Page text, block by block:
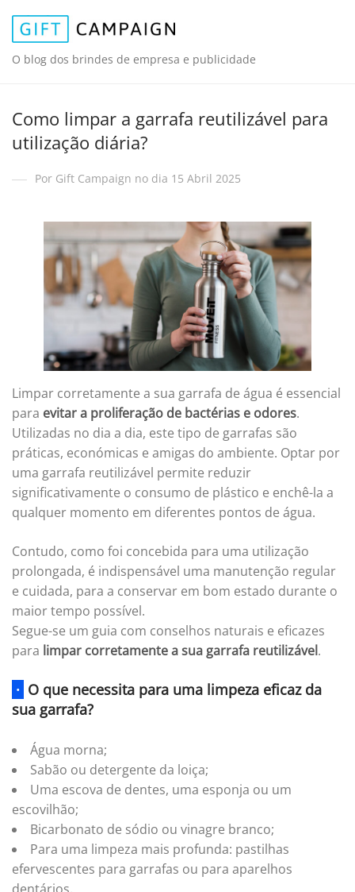
O blog dos brindes de empresa e publicidade
Como limpar a garrafa reutilizável para
utilização diária?
Por Gift Campaign no dia 15 Abril 2025
Limpar corretamente a sua garrafa de água é essencial
para evitar a proliferação de bactérias e odores.
Utilizadas no dia a dia, este tipo de garrafas são
práticas, económicas e amigas do ambiente. Optar por
uma garrafa reutilizável permite reduzir
significativamente o consumo de plástico e enchê-la a
qualquer momento em diferentes pontos de água.
Contudo, como foi concebida para uma utilização
prolongada, é indispensável uma manutenção regular
e cuidada, para a conservar em bom estado durante o
maior tempo possível.
Segue-se um guia com conselhos naturais e eficazes
para limpar corretamente a sua garrafa reutilizável.
· O que necessita para uma limpeza eficaz da
sua garrafa?
Água morna;
Sabão ou detergente da loiça;
Uma escova de dentes, uma esponja ou um
escovilhão;
Bicarbonato de sódio ou vinagre branco;
Para uma limpeza mais profunda: pastilhas
efervescentes para garrafas ou para aparelhos
dentários.